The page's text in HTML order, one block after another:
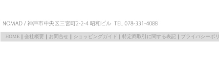
HOME ｜ 会社概要 ｜ お問合せ ｜ ショッピングガイド ｜ 特定商取引に関する表記 ｜ プライバシーポ